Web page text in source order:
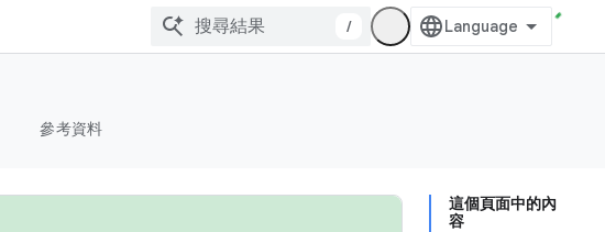
/
參考資料
這個頁面中的內
容